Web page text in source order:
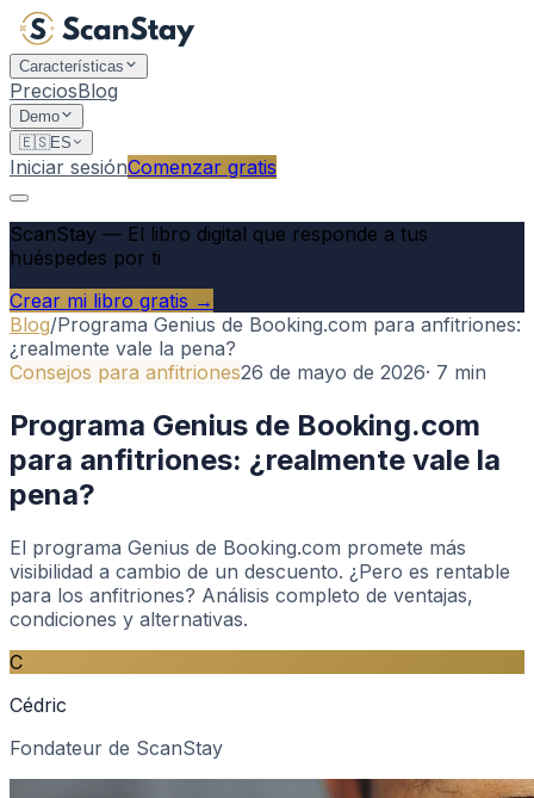
Características
PreciosBlog
Demo
🇪🇸ES
Iniciar sesiónComenzar gratis
ScanStay — El libro digital que responde a tus
huéspedes por ti
Crear mi libro gratis →
Blog/Programa Genius de Booking.com para anfitriones:
¿realmente vale la pena?
Consejos para anfitriones26 de mayo de 2026· 7 min
Programa Genius de Booking.com
para anfitriones: ¿realmente vale la
pena?
El programa Genius de Booking.com promete más
visibilidad a cambio de un descuento. ¿Pero es rentable
para los anfitriones? Análisis completo de ventajas,
condiciones y alternativas.
C
Cédric
Fondateur de ScanStay